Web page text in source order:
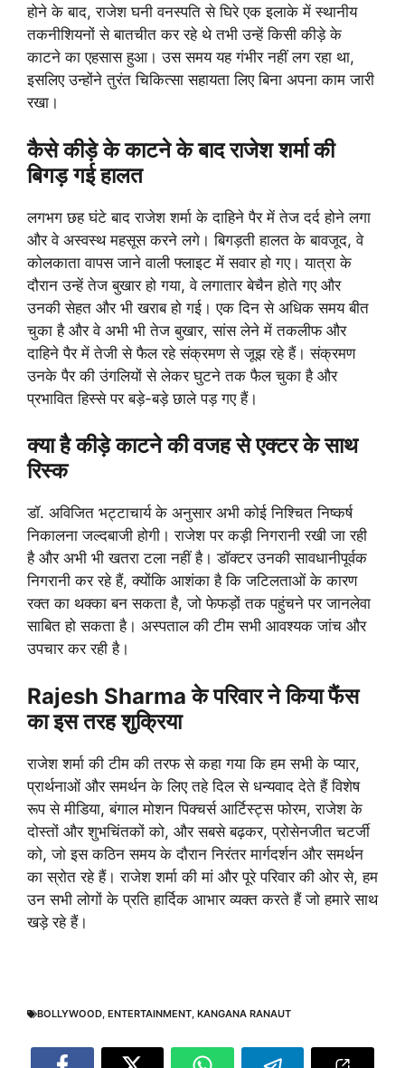
होने के बाद, राजेश घनी वनस्पति से घिरे एक इलाके में स्थानीय
तकनीशियनों से बातचीत कर रहे थे तभी उन्हें किसी कीड़े के
काटने का एहसास हुआ। उस समय यह गंभीर नहीं लग रहा था,
इसलिए उन्होंने तुरंत चिकित्सा सहायता लिए बिना अपना काम जारी
रखा।
कैसे कीड़े के काटने के बाद राजेश शर्मा की
बिगड़ गई हालत
लगभग छह घंटे बाद राजेश शर्मा के दाहिने पैर में तेज दर्द होने लगा
और वे अस्वस्थ महसूस करने लगे। बिगड़ती हालत के बावजूद, वे
कोलकाता वापस जाने वाली फ्लाइट में सवार हो गए। यात्रा के
दौरान उन्हें तेज बुखार हो गया, वे लगातार बेचैन होते गए और
उनकी सेहत और भी खराब हो गई। एक दिन से अधिक समय बीत
चुका है और वे अभी भी तेज बुखार, सांस लेने में तकलीफ और
दाहिने पैर में तेजी से फैल रहे संक्रमण से जूझ रहे हैं। संक्रमण
उनके पैर की उंगलियों से लेकर घुटने तक फैल चुका है और
प्रभावित हिस्से पर बड़े-बड़े छाले पड़ गए हैं।
क्या है कीड़े काटने की वजह से एक्टर के साथ
रिस्क
डॉ. अविजित भट्टाचार्य के अनुसार अभी कोई निश्चित निष्कर्ष
निकालना जल्दबाजी होगी। राजेश पर कड़ी निगरानी रखी जा रही
है और अभी भी खतरा टला नहीं है। डॉक्टर उनकी सावधानीपूर्वक
निगरानी कर रहे हैं, क्योंकि आशंका है कि जटिलताओं के कारण
रक्त का थक्का बन सकता है, जो फेफड़ों तक पहुंचने पर जानलेवा
साबित हो सकता है। अस्पताल की टीम सभी आवश्यक जांच और
उपचार कर रही है।
Rajesh Sharma के परिवार ने किया फैंस
का इस तरह शुक्रिया
राजेश शर्मा की टीम की तरफ से कहा गया कि हम सभी के प्यार,
प्रार्थनाओं और समर्थन के लिए तहे दिल से धन्यवाद देते हैं विशेष
रूप से मीडिया, बंगाल मोशन पिक्चर्स आर्टिस्ट्स फोरम, राजेश के
दोस्तों और शुभचिंतकों को, और सबसे बढ़कर, प्रोसेनजीत चटर्जी
को, जो इस कठिन समय के दौरान निरंतर मार्गदर्शन और समर्थन
का स्रोत रहे हैं। राजेश शर्मा की मां और पूरे परिवार की ओर से, हम
उन सभी लोगों के प्रति हार्दिक आभार व्यक्त करते हैं जो हमारे साथ
खड़े रहे हैं।
BOLLYWOOD, ENTERTAINMENT, KANGANA RANAUT